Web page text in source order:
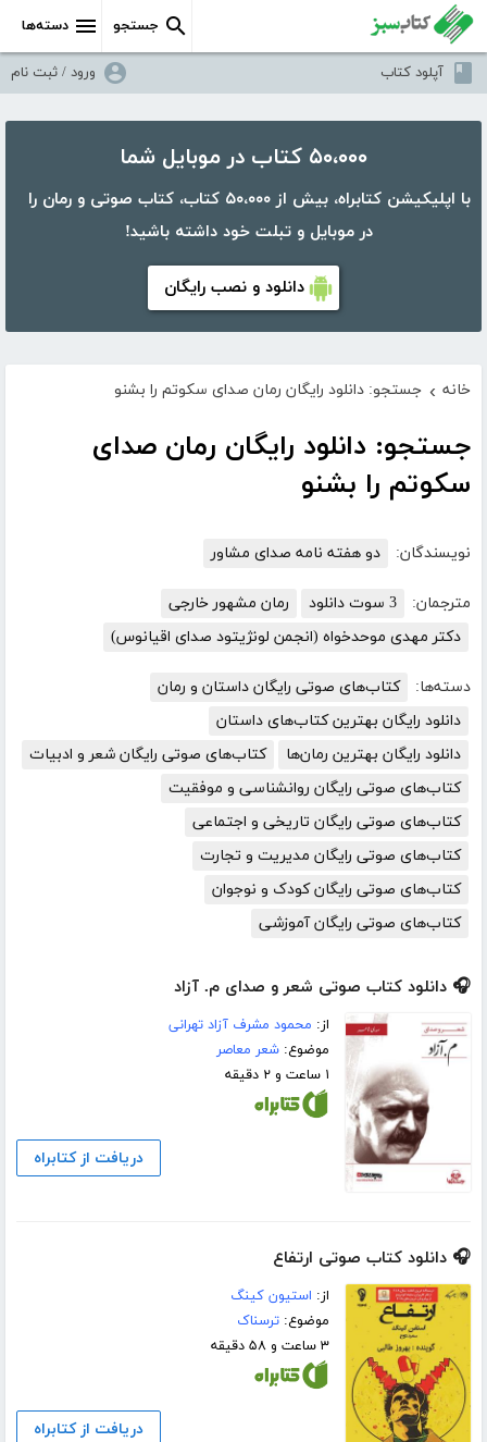
دسته‌ها جستجو
آپلود کتاب ورود / ثبت نام
۵۰،۰۰۰ کتاب در موبایل شما
با اپلیکیشن کتابراه، بیش از ۵۰،۰۰۰ کتاب، کتاب صوتی و رمان را
در موبایل و تبلت خود داشته باشید!
دانلود و نصب رایگان
خانه › جستجو: دانلود رایگان رمان صدای سکوتم را بشنو
جستجو: دانلود رایگان رمان صدای
سکوتم را بشنو
نویسندگان: دو هفته نامه صدای مشاور
مترجمان: 3 سوت دانلود
رمان مشهور خارجی
دکتر مهدی موحدخواه (انجمن لونژیتود صدای اقیانوس)
دسته‌ها:
کتاب‌های صوتی رایگان داستان و رمان
دانلود رایگان بهترین کتاب‌های داستان
دانلود رایگان بهترین رمان‌ها
کتاب‌های صوتی رایگان شعر و ادبیات
کتاب‌های صوتی رایگان روانشناسی و موفقیت
کتاب‌های صوتی رایگان تاریخی و اجتماعی
کتاب‌های صوتی رایگان مدیریت و تجارت
کتاب‌های صوتی رایگان کودک و نوجوان
کتاب‌های صوتی رایگان آموزشی
🎧 دانلود کتاب صوتی شعر و صدای م. آزاد
از: محمود مشرف آزاد تهرانی
موضوع:شعر معاصر
۱ ساعت و ۲ دقیقه
دریافت از کتابراه
🎧 دانلود کتاب صوتی ارتفاع
از: استیون کینگ
موضوع:ترسناک
۳ ساعت و ۵۸ دقیقه
دریافت از کتابراه